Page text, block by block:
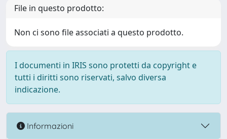
File in questo prodotto:
Non ci sono file associati a questo prodotto.
I documenti in IRIS sono protetti da copyright e
tutti i diritti sono riservati, salvo diversa
indicazione.
Informazioni